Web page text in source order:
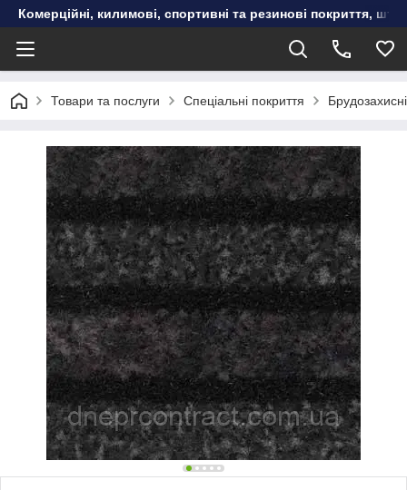
Комерційні, килимові, спортивні та резинові покриття,
Товари та послуги Спеціальні покриття